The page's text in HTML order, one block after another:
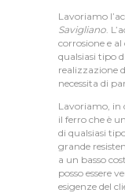
Lavoriamo
Savigliano .
corrosione e
qualsiasi tipo
realizzazione
necessita di
Lavoriamo, in
il ferro che è
di qualsiasi
grande
a un basso
posso essere
esigenze del